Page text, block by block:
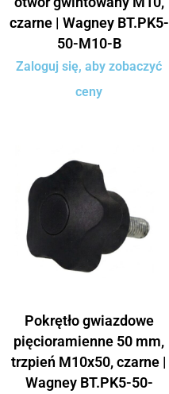
czarne | Wagney BT.PK5-
50-M10-B
Zaloguj się, aby zobaczyć
ceny
Pokrętło gwiazdowe
pięcioramienne 50 mm,
trzpień M10x50, czarne |
Wagney BT.PK5-50-